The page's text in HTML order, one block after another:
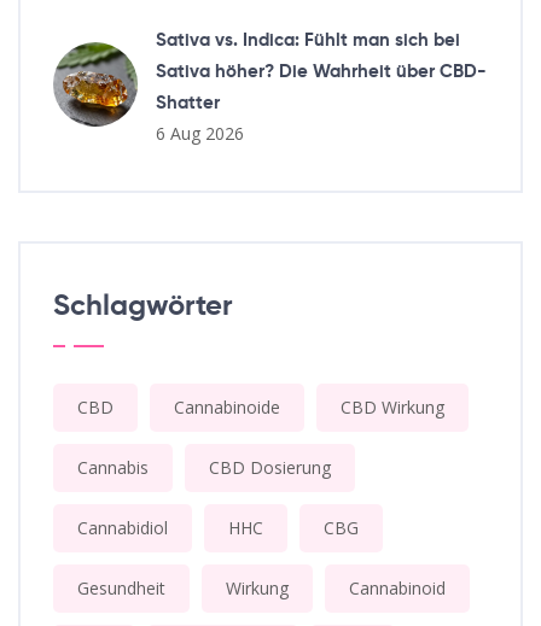
Sativa vs. Indica: Fühlt man sich bei
Sativa höher? Die Wahrheit über CBD-
Shatter
6 Aug 2026
Schlagwörter
CBD Cannabinoide CBD Wirkung
Cannabis CBD Dosierung
Cannabidiol HHC CBG
Gesundheit Wirkung Cannabinoid